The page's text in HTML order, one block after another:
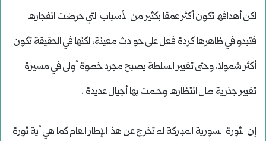
لكن أهدافها تكون أكثر عمقا بكثير من الأسباب التي حرضت انفجارها
فتبدو في ظاهرها كردة فعل على حوادث معينة، لكنها في الحقيقة تكون
أكثر شمولا، وحتى تغيير السلطة يصبح مجرد خطوة أولى في مسيرة
تغيير جذرية طال انتظارها وحلمت بها أجيال عديدة .
إن الثورة السورية المباركة لم تخرج عن هذا الإطار العام كما هي أية ثورة